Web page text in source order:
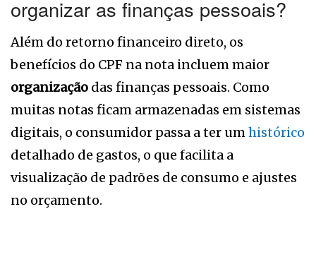
organizar as finanças pessoais?
Além do retorno financeiro direto, os
benefícios do CPF na nota incluem maior
organização das finanças pessoais. Como
muitas notas ficam armazenadas em sistemas
digitais, o consumidor passa a ter umhistórico
detalhado de gastos, o que facilita a
visualização de padrões de consumo e ajustes
no orçamento.